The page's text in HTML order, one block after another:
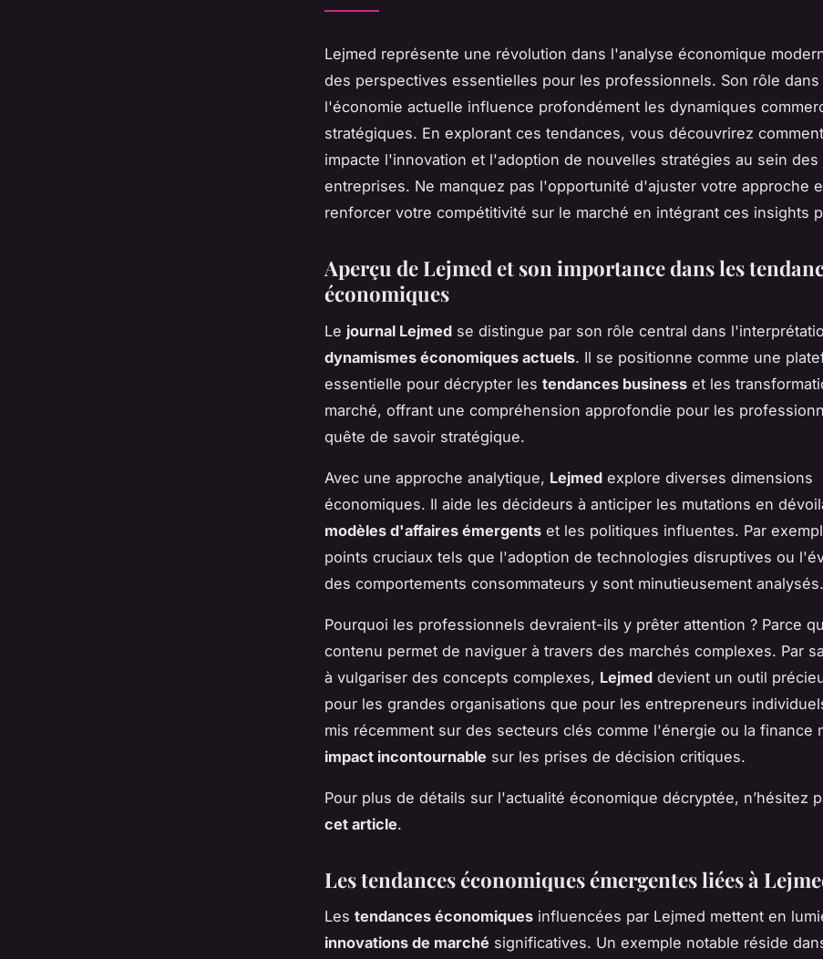
Lejmed représente une révolution dans l'analyse économique
des perspectives essentielles pour les professionnels. Son rôle dans
l'économie actuelle influence profondément les dynamiques
stratégiques. En explorant ces tendances, vous découvrirez
impacte l'innovation et l'adoption de nouvelles stratégies au sein des
entreprises. Ne manquez pas l'opportunité d'ajuster votre approche
renforcer votre compétitivité sur le marché en intégrant ces insights
Aperçu de Lejmed et son importance dans les
économiques
Le journal Lejmed se distingue par son rôle central dans
dynamismes économiques actuels. Il se positionne comme une
essentielle pour décrypter les tendances business et les
marché, offrant une compréhension approfondie pour les
quête de savoir stratégique.
Avec une approche analytique, Lejmed explore diverses dimensions
économiques. Il aide les décideurs à anticiper les mutations en
modèles d'affaires émergents et les politiques influentes. Par
points cruciaux tels que l'adoption de technologies disruptives ou
des comportements consommateurs y sont minutieusement analysés.
Pourquoi les professionnels devraient-ils y prêter attention ? Parce
contenu permet de naviguer à travers des marchés complexes. Par
à vulgariser des concepts complexes, Lejmed devient un outil
pour les grandes organisations que pour les entrepreneurs
mis récemment sur des secteurs clés comme l'énergie ou la finance
impact incontournable sur les prises de décision critiques.
Pour plus de détails sur l'actualité économique décryptée, n’hésitez
cet article.
Les tendances économiques émergentes liées à
Les tendances économiques influencées par Lejmed mettent en
innovations de marché significatives. Un exemple notable réside